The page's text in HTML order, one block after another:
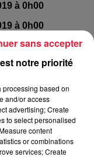
à 0h00
à 0h00
notre priorité
based on
and/or access
advertising; Create
to select personalised
content
or combinations
services; Create
sans accepter